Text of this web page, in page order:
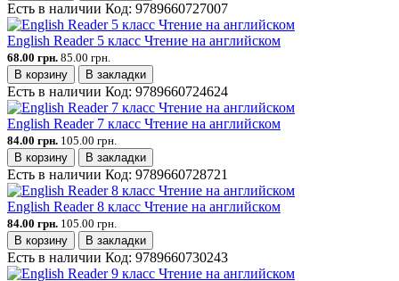
Есть в наличии Код: 9789660727007
English Reader 5 класс Чтение на английском
68.00 грн. 85.00 грн.
В корзину
В закладки
Есть в наличии Код: 9789660724624
English Reader 7 класс Чтение на английском
84.00 грн. 105.00 грн.
В корзину
В закладки
Есть в наличии Код: 9789660728721
English Reader 8 класс Чтение на английском
84.00 грн. 105.00 грн.
В корзину
В закладки
Есть в наличии Код: 9789660730243